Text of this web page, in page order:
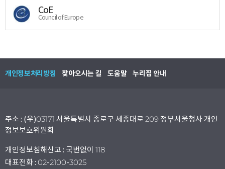
CoE
Council of Europe
개인정보처리방침 찾아오시는 길 도움말 누리집 안내
주소 : (우)03171 서울특별시 종로구 세종대로 209 정부서울청사 개인
정보보호위원회
개인정보침해신고 : 국번없이 118
대표전화 : 02-2100-3025